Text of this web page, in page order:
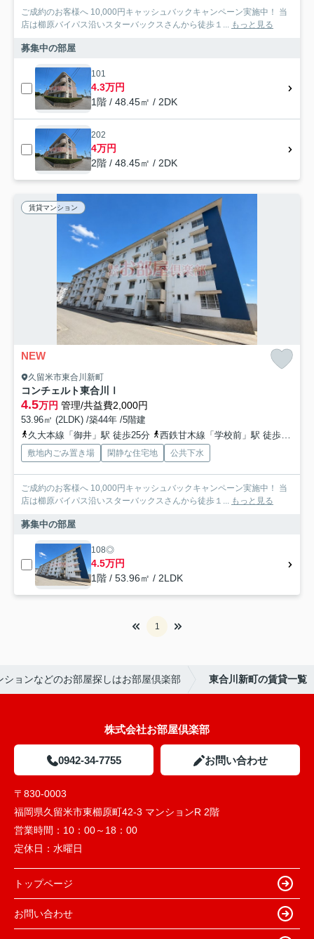
ご成約のお客様へ 10,000円キャッシュバックキャンペーン実施中！ 当
店は櫛原バイパス沿いスターバックスさんから徒歩１... もっと見る
募集中の部屋
101
4.3万円
1階 / 48.45㎡ / 2DK
202
4万円
2階 / 48.45㎡ / 2DK
賃貸マンション
NEW
久留米市東合川新町
コンチェルト東合川Ⅰ
4.5万円 管理/共益費2,000円
53.96㎡ (2LDK) /築44年 /5階建
久大本線「御井」駅 徒歩25分
西鉄甘木線「学校前」駅 徒歩29分
敷地内ごみ置き場 閑静な住宅地 公共下水
ご成約のお客様へ 10,000円キャッシュバックキャンペーン実施中！ 当
店は櫛原バイパス沿いスターバックスさんから徒歩１... もっと見る
募集中の部屋
108◎
4.5万円
1階 / 53.96㎡ / 2LDK
1
ションなどのお部屋探しはお部屋倶楽部 東合川新町の賃貸一覧
株式会社お部屋倶楽部
0942-34-7755 お問い合わせ
〒830-0003
福岡県久留米市東櫛原町42-3 マンションR 2階
営業時間： 10：00～18：00
定休日： 水曜日
トップページ
お問い合わせ